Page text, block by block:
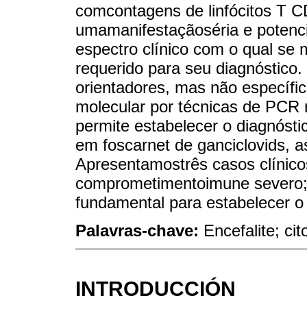
comcontagens de linfócitos T
umamanifestaçãoséria e
espectro clínico com o qual se
requerido para seu
orientadores, mas não
molecular por técnicas de
permite estabelecer o
em foscarnet de ganciclovids,
Apresentamostrês casos
comprometimentoimune
fundamental para estabelecer
Palavras-chave: Encefalite;
INTRODUCCIÓN